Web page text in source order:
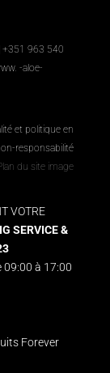
| +351 963 540
-aloe-
et politique en
responsabilité
du site image
VOTRE
SERVICE &
09:00 à 17:00
Forever